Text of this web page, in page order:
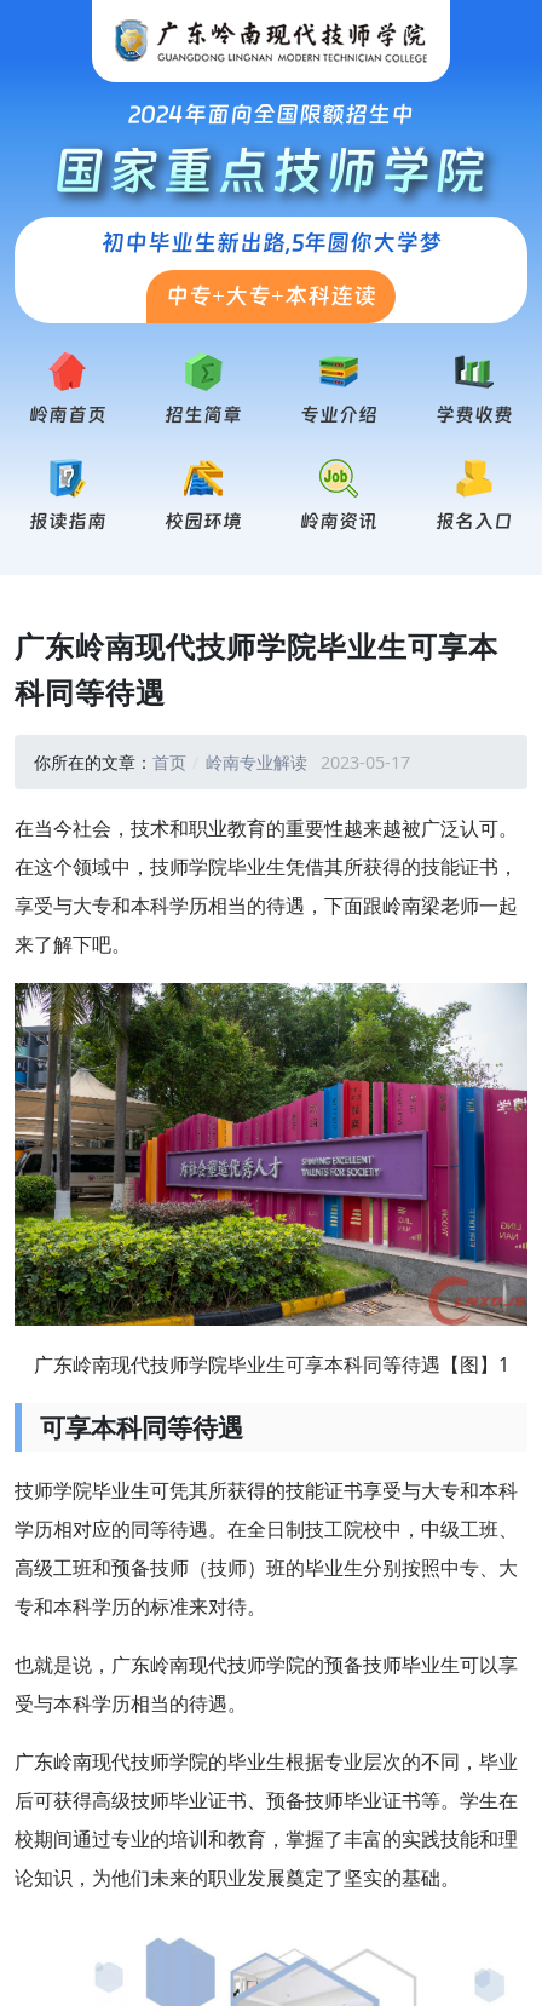
2024年面向全国限额招生中
国家重点技师学院
初中毕业生新出路,5年圆你大学梦
中专+大专+本科连读
岭南首页 招生简章 专业介绍 学费收费
报读指南 校园环境 岭南资讯 报名入口
广东岭南现代技师学院毕业生可享本
科同等待遇
你所在的文章： 首页 岭南专业解读 2023-05-17
在当今社会，技术和职业教育的重要性越来越被广泛认可。
在这个领域中，技师学院毕业生凭借其所获得的技能证书，
享受与大专和本科学历相当的待遇，下面跟岭南梁老师一起
来了解下吧。
广东岭南现代技师学院毕业生可享本科同等待遇【图】1
可享本科同等待遇
技师学院毕业生可凭其所获得的技能证书享受与大专和本科
学历相对应的同等待遇。在全日制技工院校中，中级工班、
高级工班和预备技师（技师）班的毕业生分别按照中专、大
专和本科学历的标准来对待。
也就是说，广东岭南现代技师学院的预备技师毕业生可以享
受与本科学历相当的待遇。
广东岭南现代技师学院的毕业生根据专业层次的不同，毕业
后可获得高级技师毕业证书、预备技师毕业证书等。学生在
校期间通过专业的培训和教育，掌握了丰富的实践技能和理
论知识，为他们未来的职业发展奠定了坚实的基础。